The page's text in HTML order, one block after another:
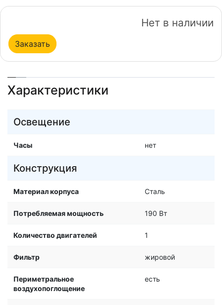
Нет в наличии
Заказать
Характеристики
Освещение
Часы нет
Конструкция
Материал корпуса Сталь
Потребляемая мощность 190 Вт
Количество двигателей 1
Фильтр жировой
Периметральное
воздухопоглощение
есть